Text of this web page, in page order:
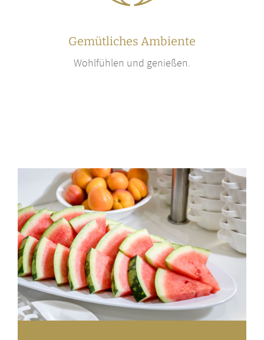
Gemütliches Ambiente
Wohlfühlen und genießen.